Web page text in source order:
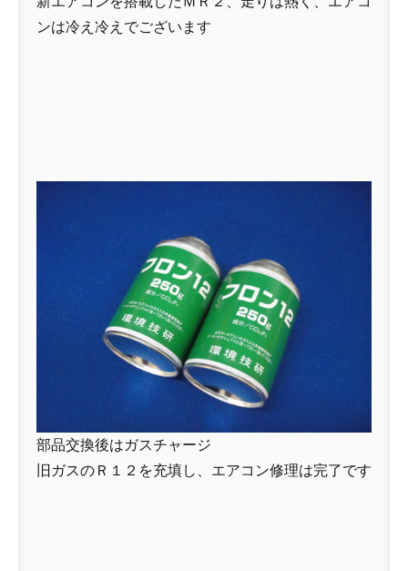
ンは冷え冷えでございます
部品交換後はガスチャージ
旧ガスのＲ１２を充填し、エアコン修理は完了です